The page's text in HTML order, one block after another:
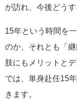
が訪れ、今後どう
15年という時間を
のか、それとも「
肢にもメリットと
では、単身赴任15
きます。